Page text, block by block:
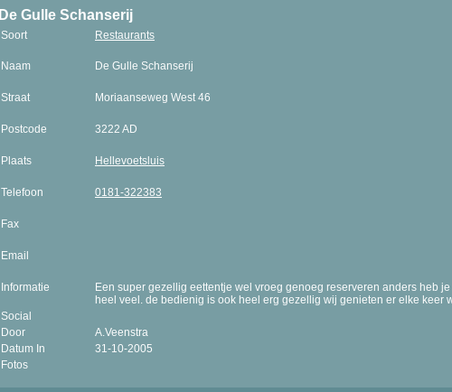
De Gulle Schanserij
Soort Restaurants
Naam De Gulle Schanserij
Straat Moriaanseweg West 46
Postcode 3222 AD
Plaats Hellevoetsluis
Telefoon 0181-322383
Fax
Email
Informatie
Een super gezellig eettentje wel vroeg genoeg reserveren anders heb
heel veel. de bedienig is ook heel erg gezellig wij genieten er elke keer
Social
Door
A.Veenstra
Datum In
31-10-2005
Fotos